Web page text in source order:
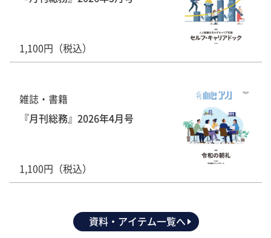
1,100円（税込）
雑誌・書籍
『月刊総務』2026年4月号
1,100円（税込）
資料・アイテム一覧へ